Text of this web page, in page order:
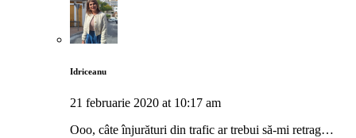
Idriceanu
21 februarie 2020 at 10:17 am
Ooo, câte înjurături din trafic ar trebui să-mi retrag…